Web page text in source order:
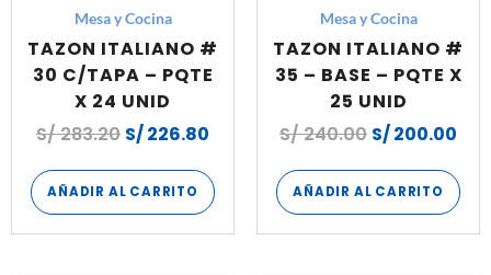
Mesa y Cocina
TAZON ITALIANO #
30 C/TAPA – PQTE
X 24 UNID
S/283.20 S/226.80
AÑADIR AL CARRITO
Mesa y Cocina
TAZON ITALIANO #
35 – BASE – PQTE X
25 UNID
S/240.00 S/200.00
AÑADIR AL CARRITO